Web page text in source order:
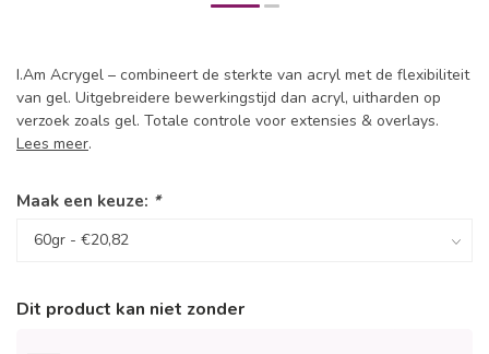
I.Am Acrygel – combineert de sterkte van acryl met de flexibiliteit
van gel. Uitgebreidere bewerkingstijd dan acryl, uitharden op
verzoek zoals gel. Totale controle voor extensies & overlays.
Lees meer.
Maak een keuze: *
Dit product kan niet zonder